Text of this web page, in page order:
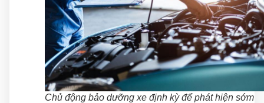
Chủ động bảo dưỡng xe định kỳ để phát hiện sớm